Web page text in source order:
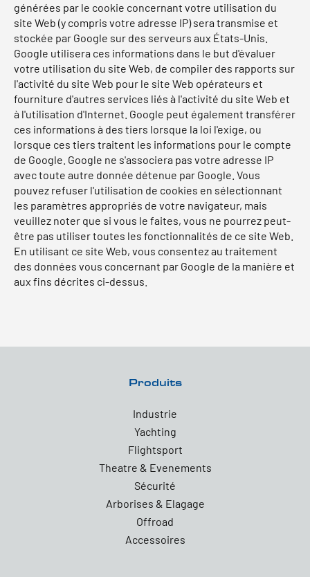
générées par le cookie concernant votre utilisation du
site Web (y compris votre adresse IP) sera transmise et
stockée par Google sur des serveurs aux États-Unis.
Google utilisera ces informations dans le but d'évaluer
votre utilisation du site Web, de compiler des rapports sur
l'activité du site Web pour le site Web opérateurs et
fourniture d'autres services liés à l'activité du site Web et
à l'utilisation d'Internet. Google peut également transférer
ces informations à des tiers lorsque la loi l'exige, ou
lorsque ces tiers traitent les informations pour le compte
de Google. Google ne s'associera pas votre adresse IP
avec toute autre donnée détenue par Google. Vous
pouvez refuser l'utilisation de cookies en sélectionnant
les paramètres appropriés de votre navigateur, mais
veuillez noter que si vous le faites, vous ne pourrez peut-
être pas utiliser toutes les fonctionnalités de ce site Web.
En utilisant ce site Web, vous consentez au traitement
des données vous concernant par Google de la manière et
aux fins décrites ci-dessus.
Produits
Industrie
Yachting
Flightsport
Theatre & Evenements
Sécurité
Arborises & Elagage
Offroad
Accessoires